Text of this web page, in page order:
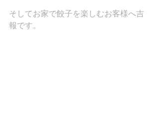
そしてお家で餃子を楽しむお客様へ吉
報です。